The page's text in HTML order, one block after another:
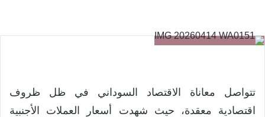
تتواصل معاناة الاقتصاد السوداني في ظل ظروف
اقتصادية معقدة، حيث شهدت أسعار العملات الأجنبية